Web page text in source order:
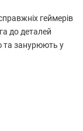
геймерів
до деталей
та занурюють у